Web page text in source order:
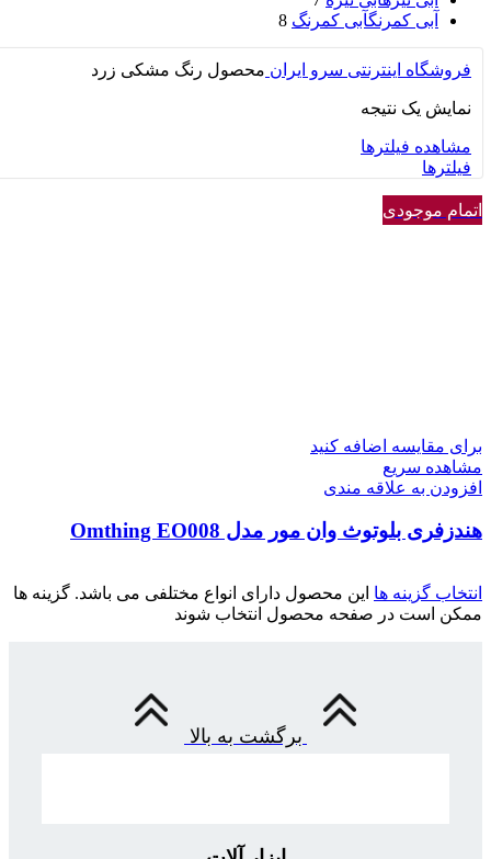
آبی کمرنگآبی کمرنگ 8
فروشگاه اینترنتی سرو ایران محصول رنگ مشکی زرد
نمایش یک نتیجه
مشاهده فیلترها
فیلترها
اتمام موجودی
برای مقایسه اضافه کنید
مشاهده سریع
افزودن به علاقه مندی
هندزفری بلوتوث وان مور مدل Omthing EO008
انتخاب گزینه ها این محصول دارای انواع مختلفی می باشد. گزینه ها
ممکن است در صفحه محصول انتخاب شوند
برگشت به بالا